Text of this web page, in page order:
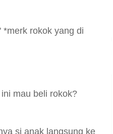
rokok yang di
mau beli rokok?
si anak langsung ke